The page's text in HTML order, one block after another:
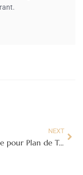
NEXT
L’Éclairage pour Plan de Travail Cuisine : Guide Ultime pour une Cuisine Lumineuse et Fonctionnelle